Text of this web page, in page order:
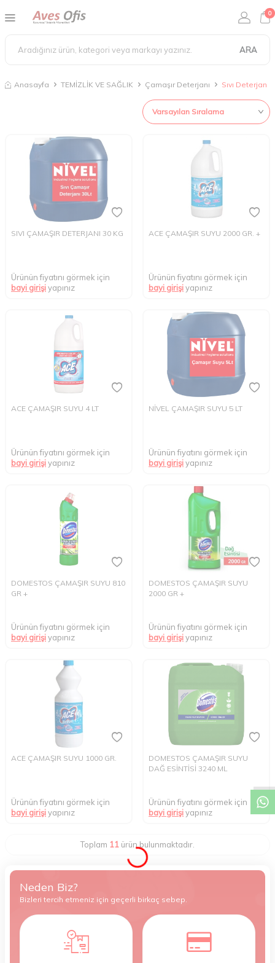
ARA
0
Anasayfa TEMİZLİK VE SAĞLIK Çamaşır Deterjanı Sıvı Deterjan
SIVI ÇAMAŞIR DETERJANI 30 KG
Ürünün fiyatını görmek için
bayi girişiyapınız
ACE ÇAMAŞIR SUYU 2000 GR. +
Ürünün fiyatını görmek için
bayi girişiyapınız
ACE ÇAMAŞIR SUYU 4 LT
Ürünün fiyatını görmek için
bayi girişiyapınız
NİVEL ÇAMAŞIR SUYU 5 LT
Ürünün fiyatını görmek için
bayi girişiyapınız
DOMESTOS ÇAMAŞIR SUYU 810
GR +
Ürünün fiyatını görmek için
bayi girişiyapınız
DOMESTOS ÇAMAŞIR SUYU
2000 GR +
Ürünün fiyatını görmek için
bayi girişiyapınız
ACE ÇAMAŞIR SUYU 1000 GR.
Ürünün fiyatını görmek için
bayi girişiyapınız
DOMESTOS ÇAMAŞIR SUYU
DAĞ ESİNTİSİ 3240 ML
Ürünün fiyatını görmek için
bayi girişiyapınız
Toplam 11 ürün bulunmaktadır.
Neden Biz?
Bizleri tercih etmeniz için geçerli birkaç sebep.